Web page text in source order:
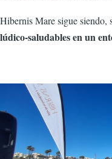
Hibernis Mare sigue siendo,
lúdico-saludables en un